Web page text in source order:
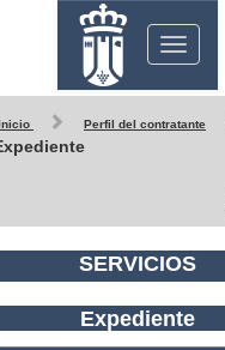
Toggle
navigation
Perfil del contratante
SERVICIOS
Expediente